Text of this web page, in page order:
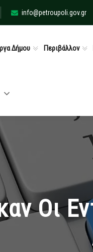
info@petroupoli.gov.gr
Δήμου Περιβάλλον
Οι